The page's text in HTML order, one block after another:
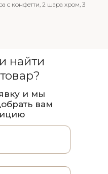
с конфетти, 2 шара хром, 3
найти
и мы
вам